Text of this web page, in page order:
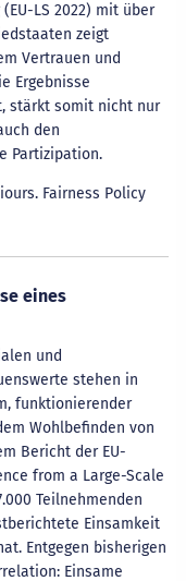
LS 2022) mit über
zeigt
Vertrauen und
Ergebnisse
stärkt somit nicht nur
den
Partizipation.
Fairness Policy
eines
und
stehen in
funktionierender
Wohlbefinden von
Bericht der EU-
from a Large-Scale
Teilnehmenden
Einsamkeit
Entgegen bisherigen
Einsame